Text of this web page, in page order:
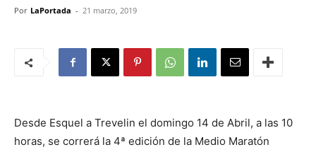
Por LaPortada - 21 marzo, 2019
Desde Esquel a Trevelin el domingo 14 de Abril, a las 10
horas, se correrá la 4ª edición de la Medio Maratón